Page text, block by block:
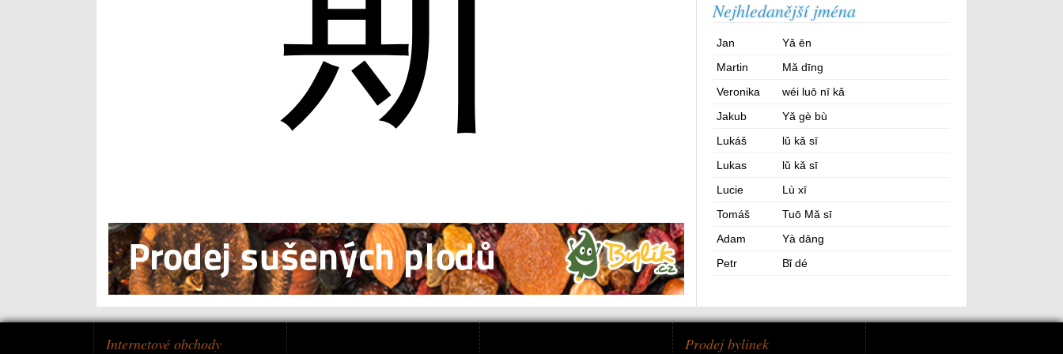
Nejhledanější jména
Jan
Yǎ ēn
Martin
Mǎ dīng
Veronika
wéi luō nī kǎ
Jakub
Yǎ gè bù
Lukáš
lǔ kǎ sī
Lukas
lǔ kǎ sī
Lucie
Lù xī
Tomáš
Tuō Mǎ sī
Adam
Yà dāng
Petr
Bǐ dé
Internetové obchody Prodej bylinek